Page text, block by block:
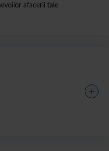
afacerii tale